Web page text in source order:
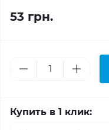
53 грн.
Купить в 1 клик: